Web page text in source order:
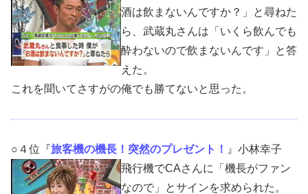
酒は飲まないんですか？」と尋ねた
ら、武蔵丸さんは「いくら飲んでも
酔わないので飲まないんです」と答
えた。
これを聞いてさすがの俺でも勝てないと思った。
○４位『旅客機の機長！突然のプレゼント！ 』小林幸子
飛行機でCAさんに「機長がファン
なので」とサインを求められた。